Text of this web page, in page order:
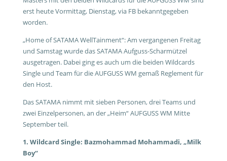
erst heute Vormittag, Dienstag, via FB bekanntgegeben
worden.
„Home of SATAMA WellTainment“: Am vergangenen Freitag
und Samstag wurde das SATAMA Aufguss-Scharmützel
ausgetragen. Dabei ging es auch um die beiden Wildcards
Single und Team für die AUFGUSS WM gemaß Reglement für
den Host.
Das SATAMA nimmt mit sieben Personen, drei Teams und
zwei Einzelpersonen, an der „Heim“ AUFGUSS WM Mitte
September teil.
1. Wildcard Single: Bazmohammad Mohammadi, „Milk
Boy“